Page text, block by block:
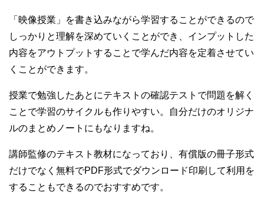
「映像授業」を書き込みながら学習することができるので
しっかりと理解を深めていくことができ、インプットした
内容をアウトプットすることで学んだ内容を定着させてい
くことができます。
授業で勉強したあとにテキストの確認テストで問題を解く
ことで学習のサイクルも作りやすい。自分だけのオリジナ
ルのまとめノートにもなりますね。
講師監修のテキスト教材になっており、有償版の冊子形式
だけでなく無料でPDF形式でダウンロード印刷して利用を
することもできるのでおすすめです。